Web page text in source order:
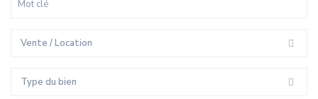
Vente / Location
Type du bien